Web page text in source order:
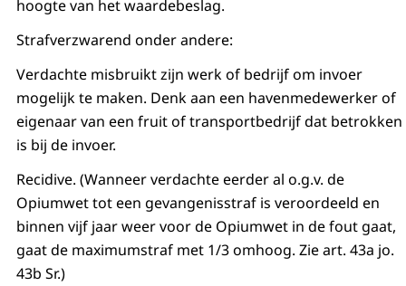
hoogte van het waardebeslag.
Strafverzwarend onder andere:
Verdachte misbruikt zijn werk of bedrijf om invoer
mogelijk te maken. Denk aan een havenmedewerker of
eigenaar van een fruit of transportbedrijf dat betrokken
is bij de invoer.
Recidive. (Wanneer verdachte eerder al o.g.v. de
Opiumwet tot een gevangenisstraf is veroordeeld en
binnen vijf jaar weer voor de Opiumwet in de fout gaat,
gaat de maximumstraf met 1/3 omhoog. Zie art. 43a jo.
43b Sr.)